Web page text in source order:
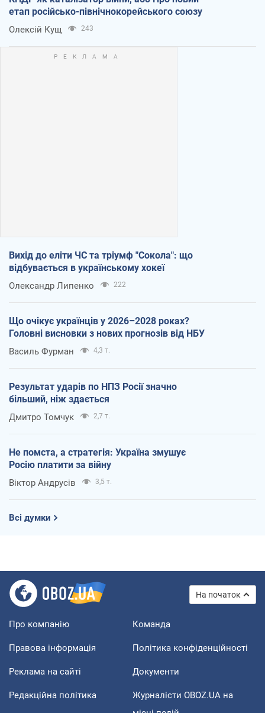
етап російсько-північнокорейського союзу
Олексій Кущ 243
Вихід до еліти ЧС та тріумф "Сокола": що
відбувається в українському хокеї
Олександр Липенко 222
Що очікує українців у 2026–2028 роках?
Головні висновки з нових прогнозів від НБУ
Василь Фурман 4,3 т.
Результат ударів по НПЗ Росії значно
більший, ніж здається
Дмитро Томчук 2,7 т.
Не помста, а стратегія: Україна змушує
Росію платити за війну
Віктор Андрусів 3,5 т.
Всі думки
На початок
Про компанію Команда
Правова інформація Політика конфіденційності
Реклама на сайті Документи
Редакційна політика
Журналісти OBOZ.UA на